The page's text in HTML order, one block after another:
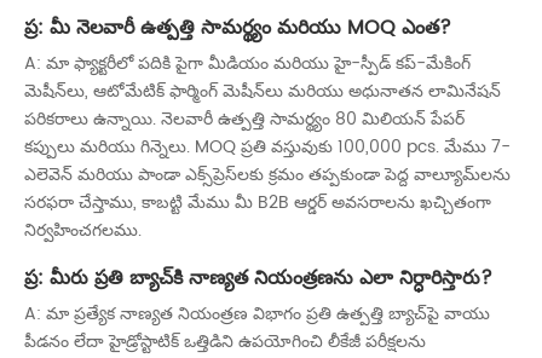
ప్ర: మీ నెలవారీ ఉత్పత్తి సామర్థ్యం మరియు MOQ ఎంత?
A: మా ఫ్యాక్టరీలో పదికి పైగా మీడియం మరియు హై-స్పీడ్ కప్-మేకింగ్
మెషీన్‌లు, ఆటోమేటిక్ ఫార్మింగ్ మెషీన్‌లు మరియు అధునాతన లామినేషన్
పరికరాలు ఉన్నాయి. నెలవారీ ఉత్పత్తి సామర్థ్యం 80 మిలియన్ పేపర్
కప్పులు మరియు గిన్నెలు. MOQ ప్రతి వస్తువుకు 100,000 pcs. మేము 7-
ఎలెవెన్ మరియు పాండా ఎక్స్‌ప్రెస్‌లకు క్రమం తప్పకుండా పెద్ద వాల్యూమ్‌లను
సరఫరా చేస్తాము, కాబట్టి మేము మీ B2B ఆర్డర్ అవసరాలను ఖచ్చితంగా
నిర్వహించగలము.
ప్ర: మీరు ప్రతి బ్యాచ్‌కి నాణ్యత నియంత్రణను ఎలా నిర్ధారిస్తారు?
A: మా ప్రత్యేక నాణ్యత నియంత్రణ విభాగం ప్రతి ఉత్పత్తి బ్యాచ్‌పై వాయు
పీడనం లేదా హైడ్రోస్టాటిక్ ఒత్తిడిని ఉపయోగించి లీకేజీ పరీక్షలను